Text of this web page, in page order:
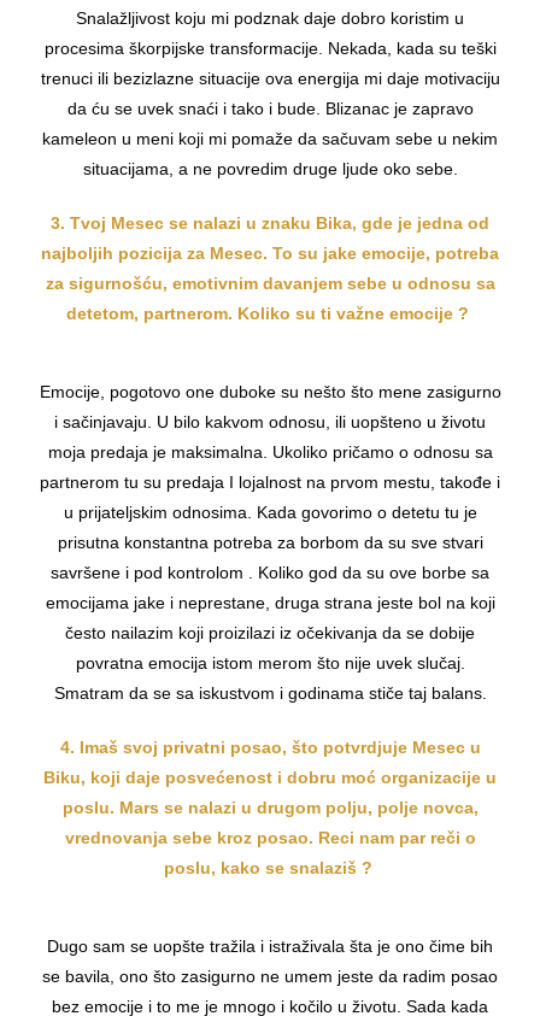
Snalažljivost koju mi podznak daje dobro koristim u
procesima škorpijske transformacije. Nekada, kada su teški
trenuci ili bezizlazne situacije ova energija mi daje motivaciju
da ću se uvek snaći i tako i bude. Blizanac je zapravo
kameleon u meni koji mi pomaže da sačuvam sebe u nekim
situacijama, a ne povredim druge ljude oko sebe.
3. Tvoj Mesec se nalazi u znaku Bika, gde je jedna od
najboljih pozicija za Mesec. To su jake emocije, potreba
za sigurnošću, emotivnim davanjem sebe u odnosu sa
detetom, partnerom. Koliko su ti važne emocije ?
Emocije, pogotovo one duboke su nešto što mene zasigurno
i sačinjavaju. U bilo kakvom odnosu, ili uopšteno u životu
moja predaja je maksimalna. Ukoliko pričamo o odnosu sa
partnerom tu su predaja I lojalnost na prvom mestu, takođe i
u prijateljskim odnosima. Kada govorimo o detetu tu je
prisutna konstantna potreba za borbom da su sve stvari
savršene i pod kontrolom . Koliko god da su ove borbe sa
emocijama jake i neprestane, druga strana jeste bol na koji
često nailazim koji proizilazi iz očekivanja da se dobije
povratna emocija istom merom što nije uvek slučaj.
Smatram da se sa iskustvom i godinama stiče taj balans.
4. Imaš svoj privatni posao, što potvrdjuje Mesec u
Biku, koji daje posvećenost i dobru moć organizacije u
poslu. Mars se nalazi u drugom polju, polje novca,
vrednovanja sebe kroz posao. Reci nam par reči o
poslu, kako se snalaziš ?
Dugo sam se uopšte tražila i istraživala šta je ono čime bih
se bavila, ono što zasigurno ne umem jeste da radim posao
bez emocije i to me je mnogo i kočilo u životu. Sada kada